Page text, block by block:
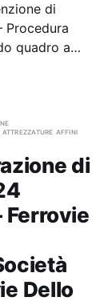
di
Procedura
quadro a
attrezzature affini
di
Ferrovie
Dello